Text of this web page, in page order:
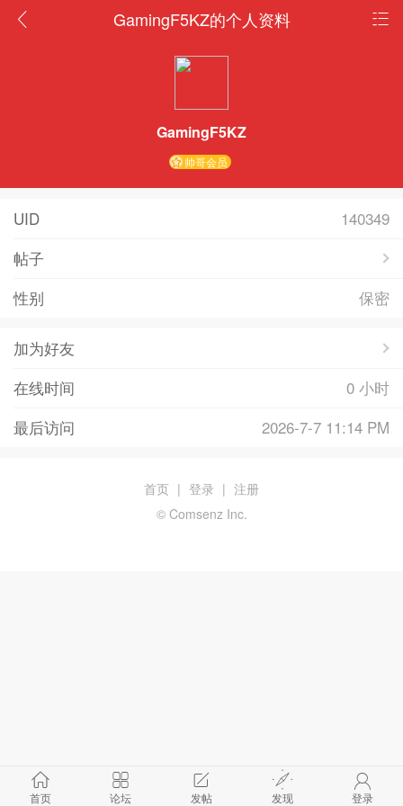
GamingF5KZ的个人资料
GamingF5KZ
帅哥会员
UID
140349
帖子
性别
保密
加为好友
在线时间
0 小时
最后访问
2026-7-7 11:14 PM
首页 论坛 发帖 发现 登录
首页 | 登录 | 注册
© Comsenz Inc.